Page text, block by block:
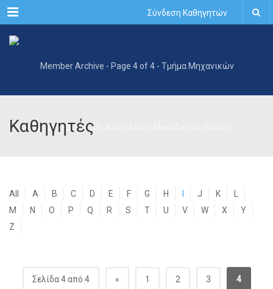
Menu Σύνδεση Καθηγητών
Καθηγητές
All A B C D E F G H J K
M
N O P Q R S T U V W X
Y
Z
Σελίδα 4 από 4 « 1 2 3 4